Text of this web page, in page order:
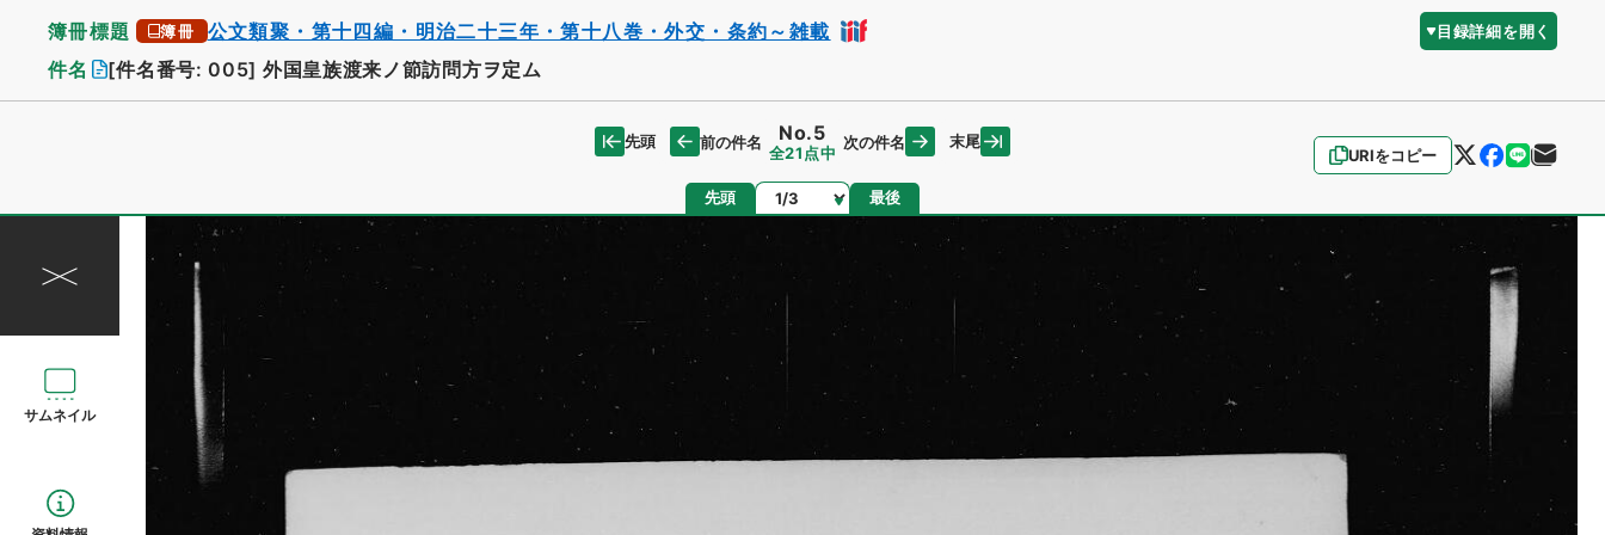
簿冊標題 簿冊 公文類聚・第十四編・明治二十三年・第十八巻・外交・条約～雑載 目録詳細を開く
件名 [件名番号: 005] 外国皇族渡来ノ節訪問方ヲ定ム
URIをコピー
先頭 前の件名 No.5
全21点中
次の件名 末尾
先頭 ページ 最後
サムネイル